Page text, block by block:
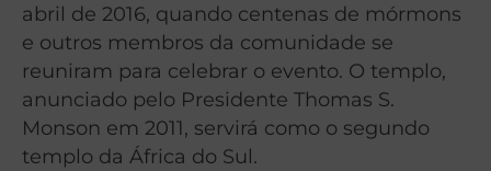
abril de 2016, quando centenas de mórmons
e outros membros da comunidade se
reuniram para celebrar o evento. O templo,
anunciado pelo Presidente Thomas S.
Monson em 2011, servirá como o segundo
templo da África do Sul.